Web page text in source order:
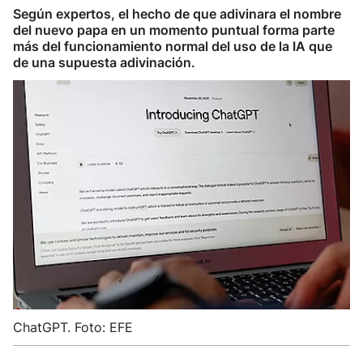
Según expertos, el hecho de que adivinara el nombre
del nuevo papa en un momento puntual forma parte
más del funcionamiento normal del uso de la IA que
de una supuesta adivinación.
ChatGPT. Foto: EFE